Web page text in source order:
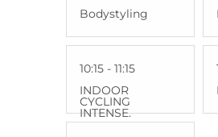
Bodystyling
10:15 - 11:15
INDOOR
CYCLING
INTENSE.